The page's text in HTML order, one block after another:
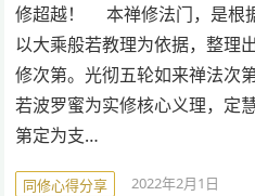
修超越！ 本禅修法门，是根
以大乘般若教理为依据，整理
修次第。光彻五轮如来禅法次
若波罗蜜为实修核心义理，定
第定为支…
同修心得分享 2022年2月1日